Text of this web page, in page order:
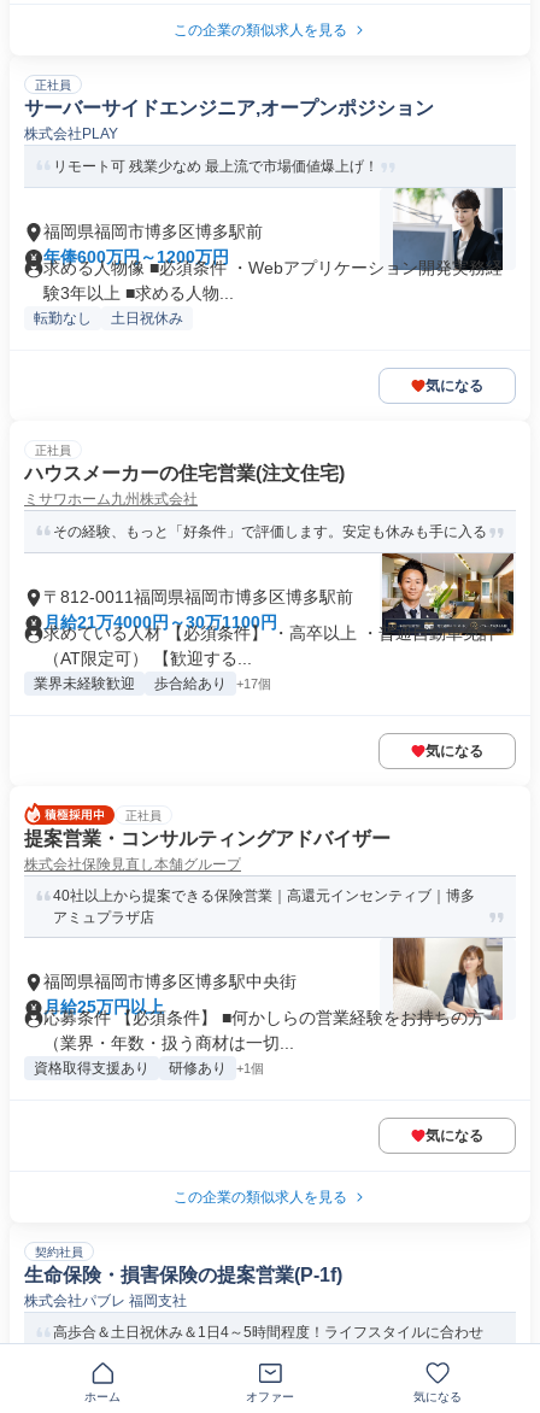
この企業の類似求人を見る
正社員
サーバーサイドエンジニア,オープンポジション
株式会社PLAY
リモート可 残業少なめ 最上流で市場価値爆上げ！
福岡県福岡市博多区博多駅前
年俸600万円～1200万円
求める人物像 ■必須条件 ・Webアプリケーション開発実務経
験3年以上 ■求める人物...
転勤なし 土日祝休み
気になる
正社員
ハウスメーカーの住宅営業(注文住宅)
ミサワホーム九州株式会社
その経験、もっと「好条件」で評価します。安定も休みも手に入る
〒812-0011福岡県福岡市博多区博多駅前
月給21万4000円～30万1100円
求めている人材 【必須条件】 ・高卒以上 ・普通自動車免許
（AT限定可） 【歓迎する...
業界未経験歓迎 歩合給あり +17個
気になる
正社員
提案営業・コンサルティングアドバイザー
株式会社保険見直し本舗グループ
40社以上から提案できる保険営業｜高還元インセンティブ｜博多
アミュプラザ店
福岡県福岡市博多区博多駅中央街
月給25万円以上
応募条件 【必須条件】 ■何かしらの営業経験をお持ちの方
（業界・年数・扱う商材は一切...
資格取得支援あり 研修あり +1個
気になる
この企業の類似求人を見る
契約社員
生命保険・損害保険の提案営業(P-1f)
株式会社パブレ 福岡支社
高歩合＆土日祝休み＆1日4～5時間程度！ライフスタイルに合わせ
ホーム オファー 気になる